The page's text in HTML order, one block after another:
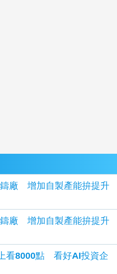
廠 增加自製產能拚提升
廠 增加自製產能拚提升
看8000點 看好AI投資企